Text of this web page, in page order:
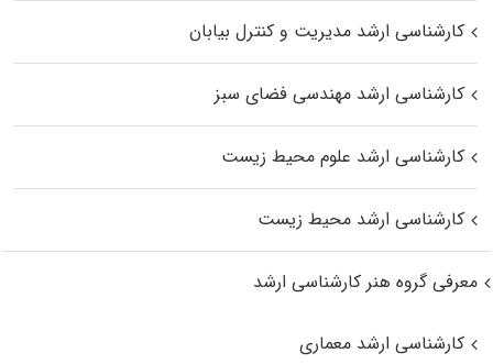
کارشناسی ارشد مدیریت و کنترل بیابان
کارشناسی ارشد مهندسی فضای سبز
کارشناسی ارشد علوم محیط‌ زیست
کارشناسی ارشد محیط زیست
معرفی گروه هنر کارشناسی ارشد
کارشناسی ارشد معماری